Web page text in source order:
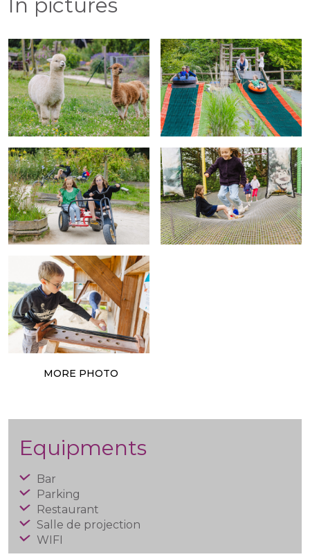
In pictures
MORE PHOTO
Equipments
Bar
Parking
Restaurant
Salle de projection
WIFI